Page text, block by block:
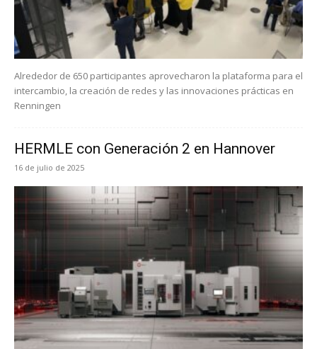
Alrededor de 650 participantes aprovecharon la plataforma para el
intercambio, la creación de redes y las innovaciones prácticas en
Renningen
HERMLE con Generación 2 en Hannover
16 de julio de 2025